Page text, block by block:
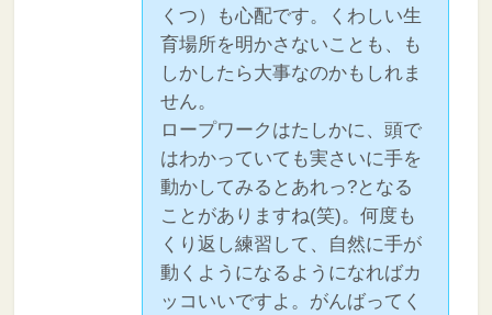
くつ）も心配です。くわしい生
育場所を明かさないことも、も
しかしたら大事なのかもしれま
せん。
ロープワークはたしかに、頭で
はわかっていても実さいに手を
動かしてみるとあれっ?となる
ことがありますね(笑)。何度も
くり返し練習して、自然に手が
動くようになるようになればカ
ッコいいですよ。がんばってく